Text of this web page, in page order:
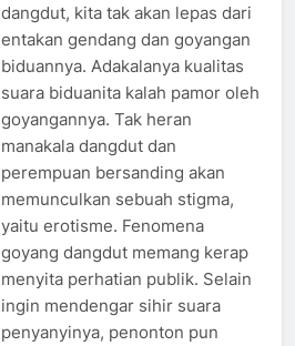
dangdut, kita tak akan lepas dari
entakan gendang dan goyangan
biduannya. Adakalanya kualitas
suara biduanita kalah pamor oleh
goyangannya. Tak heran
manakala dangdut dan
perempuan bersanding akan
memunculkan sebuah stigma,
yaitu erotisme. Fenomena
goyang dangdut memang kerap
menyita perhatian publik. Selain
ingin mendengar sihir suara
penyanyinya, penonton pun